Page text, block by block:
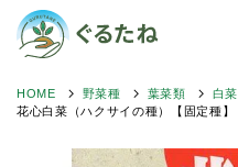
HOME 野菜種 葉菜類
白菜
花心白菜（ハクサイの種）【固定種】